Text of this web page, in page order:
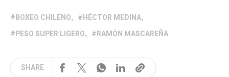
BOXEO CHILENO
HÉCTOR MEDINA
PESO SUPER LIGERO
RAMÓN MASCAREÑA
SHARE